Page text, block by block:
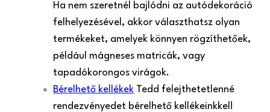
Ha nem szeretnél bajlódni az autódekoráció
felhelyezésével, akkor választhatsz olyan
termékeket, amelyek könnyen rögzíthetőek,
például mágneses matricák, vagy
tapadókorongos virágok.
Bérelhető kellékek Tedd felejthetetlenné
rendezvényedet bérelhető kellékeinkkel!